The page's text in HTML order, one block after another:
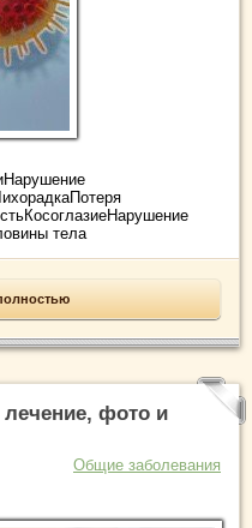
тела
фото и
Общие заболевания